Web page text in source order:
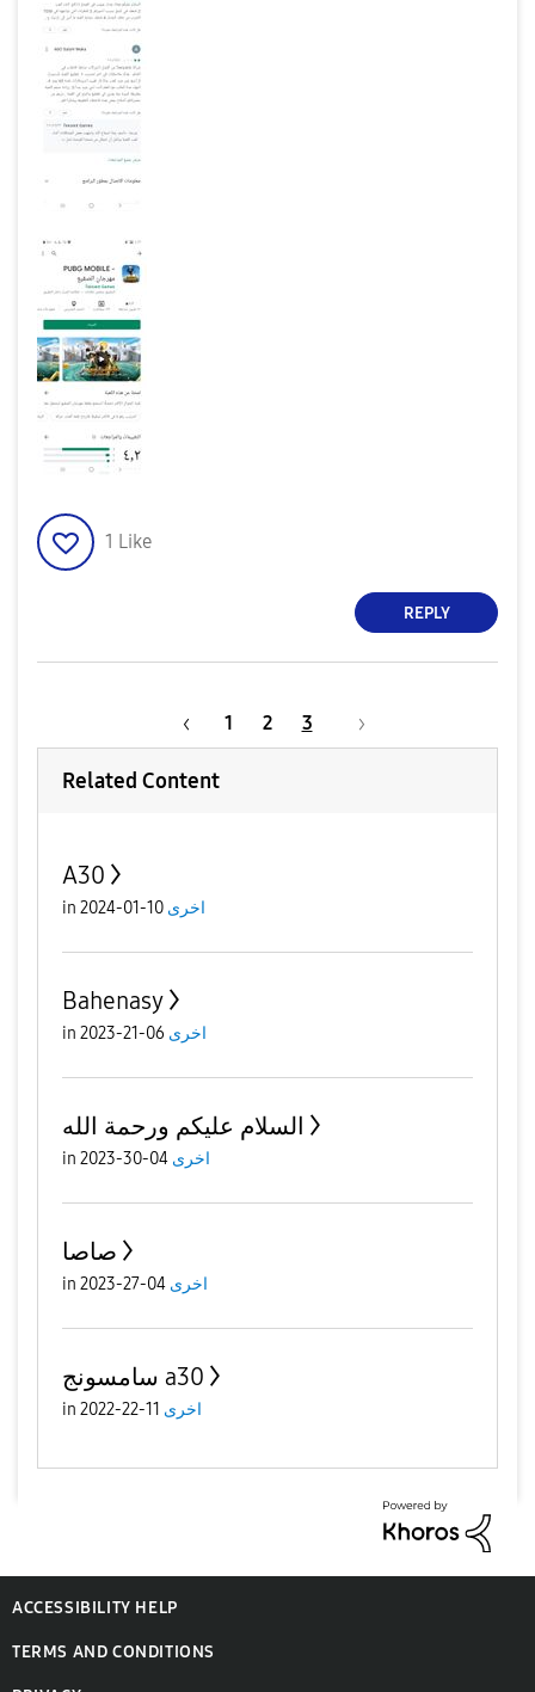
1 Like
REPLY
1 2 3
Related Content
A30
in اخرى 10-01-2024
Bahenasy
in اخرى 06-21-2023
السلام عليكم ورحمة الله
in اخرى 04-30-2023
صاصا
in اخرى 04-27-2023
سامسونج a30
in اخرى 11-22-2022
ACCESSIBILITY HELP
TERMS AND CONDITIONS